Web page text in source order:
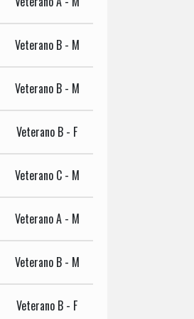
Veterano B - M
Veterano B - M
Veterano B - F
Veterano C - M
Veterano A - M
Veterano B - M
Veterano B - F